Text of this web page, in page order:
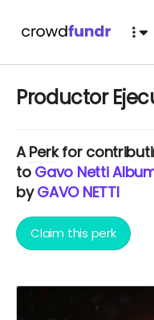
Productor
APerkfor
to Gavo Netti
byGAVO NETTI
Claim this perk